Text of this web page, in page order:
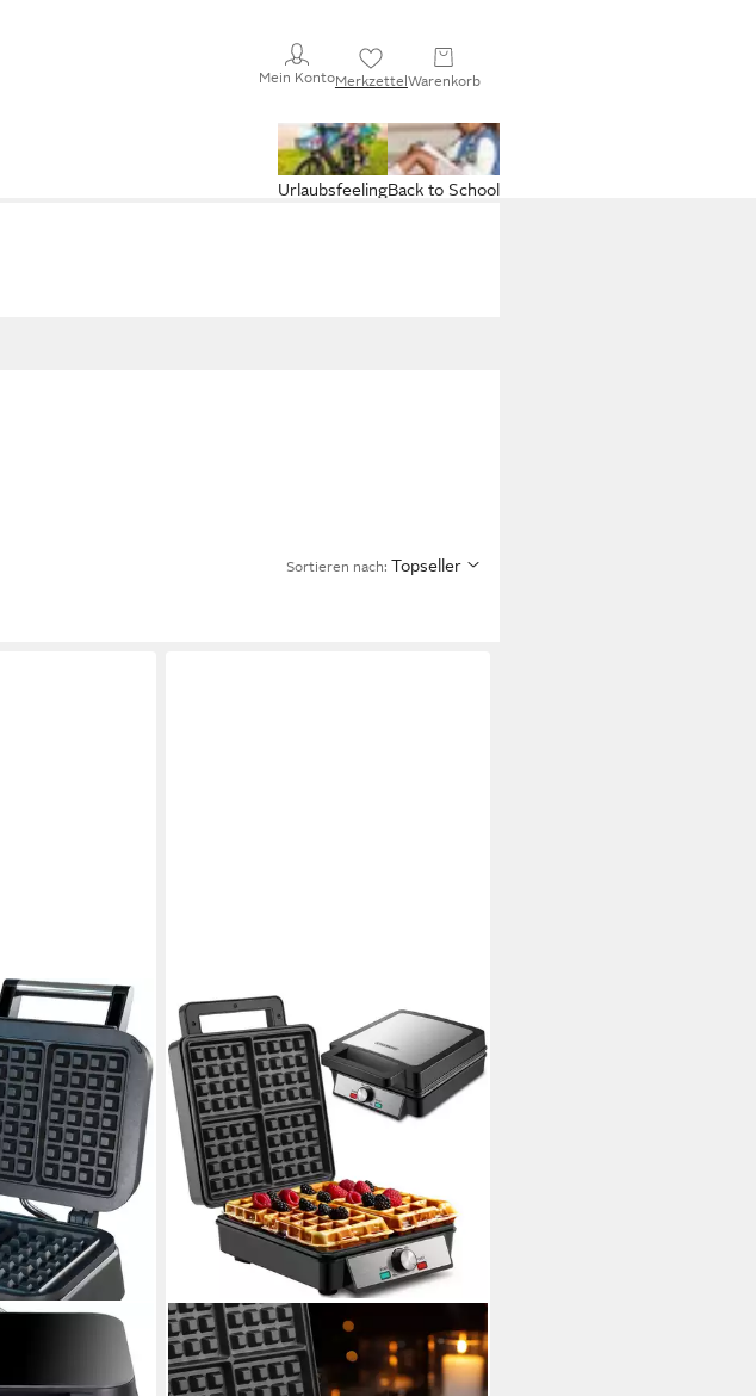
Mein KontoMerkzettelWarenkorb
Back to School
Urlaubsfeeling
Sortieren nach: Topseller